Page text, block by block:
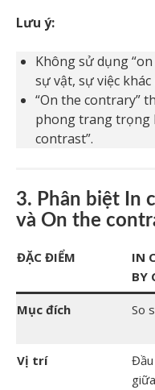
Lưu ý:
Không sử dụng
sự vật, sự việc khác
“On the contrary”
phong trang trọng
contrast”.
3. Phân biệt In
và On the
ĐẶC ĐIỂM
IN
BY
Mục đích So
Vị trí
Đầu